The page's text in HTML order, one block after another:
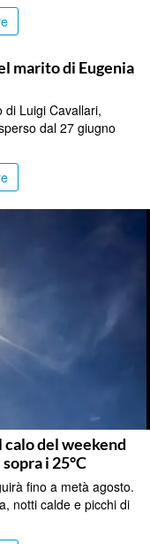
marito di Eugenia
di Luigi Cavallari,
dal 27 giugno
calo del weekend
i 25°C
fino a metà agosto.
notti calde e picchi di